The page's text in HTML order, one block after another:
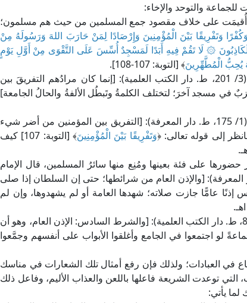
والتوحد والإخاء:
أُقيمَت على خلاف مقصود جمع المسلمين من حيث هم مسلمون؛
وَتَفْرِيقًا بَيْنَ الْمُؤْمِنِينَ وَإِرْصَادًا لِمَنْ حَارَبَ اللهَ وَرَسُولَهُ مِنْ
لَكَاذِبُونَ ۞ لَا تَقُمْ فِيهِ أَبَدًا لَمَسْجِدٌ أُسِّسَ عَلَى التَّقْوَى مِنْ أَوَّلِ يَوْمٍ
يُحِبُّ الْمُطَّهِّرِينَ﴾ [التوبة: 107-108].
قال الإمام الجصاص الحنفي في "أحكام القرآن" (3/ 201، ط. دار الكتب العلمية): [إنما كان مرادُهم التفريقَ بين
مسجد آخرَ؛ لتختلف الكلمةُ وتَبطُل الألفةُ والحالُ الجامعة]
وقال الإمام التقي السبكي الشافعي في "فتاواه" (1/ 175، ط. دار المعرفة): [التفريق بين المؤمنين من أضر شيء
إلى قوله تعالى: ﴿وَتَفْرِيقًا بَيْنَ الْمُؤْمِنِينَ
﴾ [التوبة: 107] كيف
على فئة بعينها ومُنِع منها سائرُ المسلمين، قال الإمام
في "المبسوط" (2/ 25، ط. دار المعرفة): [والإذن العام من شرائطها؛ حتى إن السلطان إذا صلى
عامًّا جازت صلاته؛ شهدها العامة أو لم يشهدوها، وإن لم
وقال العلامة ابن مازه الحنفي في "المحيط" (2/ 85، ط. دار الكتب العلمية): [والشرط السادس: الإذن العام، وهو أن
لو اجتمعوا في الجامع وأغلقوا الأبواب على أنفسهم وجمَّعوا
في العبادات؛ ولذلك فإن رفع أمثال تلك الشعارات في مناسك
توعدت الشريعة فاعلها باللعن والعذاب الأليم، وفاعل ذلك
يأتي: